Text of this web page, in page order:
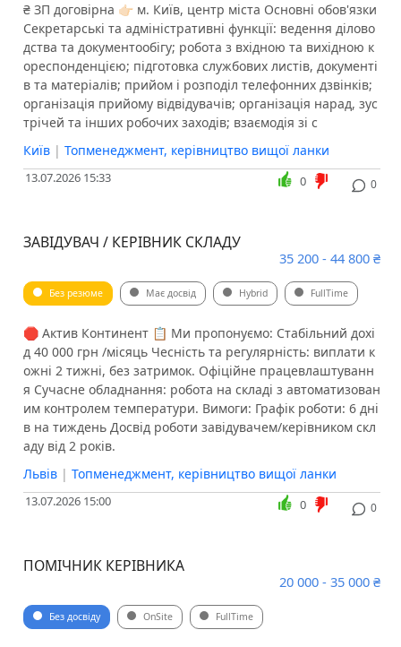
₴ ЗП договірна 👉🏻 м. Київ, центр міста Основні обов'язки
️Секретарські та адміністративні функції: ведення ділово
дства та документообігу; робота з вхідною та вихідною к
ореспонденцією; підготовка службових листів, документі
в та матеріалів; прийом і розподіл телефонних дзвінків;
організація прийому відвідувачів; організація нарад, зус
трічей та інших робочих заходів; взаємодія зі с
Київ | Топменеджмент, керівництво вищої ланки
13.07.2026 15:33 0
0
ЗАВІДУВАЧ / КЕРІВНИК СКЛАДУ
35 200 - 44 800 ₴
Без резюме Має досвід Hybrid FullTime
🛑 Актив Континент 📋 Ми пропонуємо: Стабільний дохі
д 40 000 грн /місяць Чесність та регулярність: виплати к
ожні 2 тижні, без затримок. Офіційне працевлаштуванн
я Сучасне обладнання: робота на складі з автоматизован
им контролем температури. Вимоги: Графік роботи: 6 дні
в на тиждень Досвід роботи завідувачем/керівником скл
аду від 2 років.
Львів | Топменеджмент, керівництво вищої ланки
13.07.2026 15:00 0
0
ПОМІЧНИК КЕРІВНИКА
20 000 - 35 000 ₴
Без досвіду OnSite FullTime